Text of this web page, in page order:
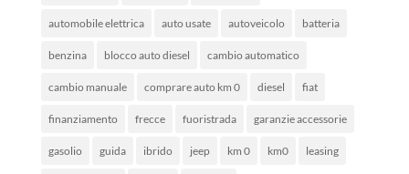
automobile elettrica auto usate autoveicolo batteria
benzina blocco auto diesel cambio automatico
cambio manuale comprare auto km 0 diesel fiat
finanziamento frecce fuoristrada garanzie accessorie
gasolio guida ibrido jeep km 0 km0 leasing